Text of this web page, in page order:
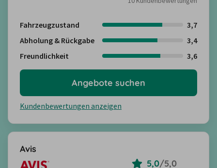
Fahrzeugzustand
3,7
Abholung & Rückgabe
3,4
Freundlichkeit
3,6
Kundenbewertungen anzeigen
Angebote suchen
Avis
5,0/5,0